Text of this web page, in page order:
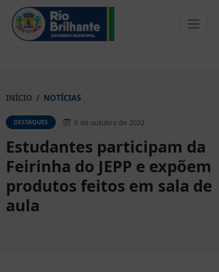
INÍCIO NOTÍCIAS
DESTAQUES 6 de outubro de 2022
Estudantes participam da
Feirinha do JEPP e expõem
produtos feitos em sala de
aula